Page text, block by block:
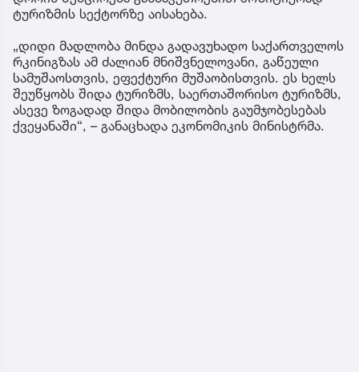
ტურიზმის სექტორზე აისახება.
„დიდი მადლობა მინდა გადავუხადო საქართველოს
რკინიგზას ამ ძალიან მნიშვნელოვანი, გაწეული
სამუშაოსთვის, ეფექტური მუშაობისთვის. ეს ხელს
შეუწყობს შიდა ტურიზმს, საერთაშორისო ტურიზმს,
ასევე ზოგადად შიდა მობილობის გაუმჯობესებას
ქვეყანაში“, – განაცხადა ეკონომიკის მინისტრმა.